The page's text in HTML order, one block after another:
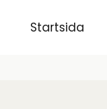
Startsida